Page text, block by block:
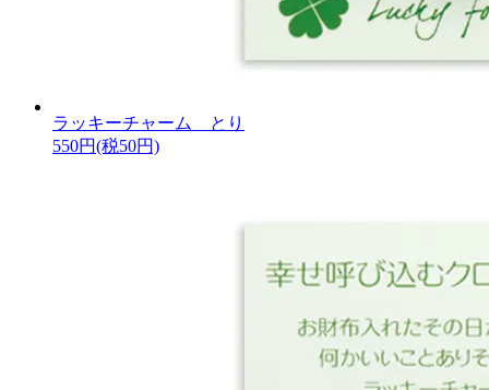
ラッキーチャーム とり
550円(税50円)